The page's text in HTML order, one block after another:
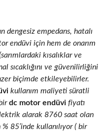
dengesiz empedans, hatalı
endüvi için hem de onarım
kısalıklar ve
sıcaklığını ve güvenilirliğini
biçimde etkileyebilirler.
kullanım maliyeti süratli
dc motor endüvi fiyatı
alarak 8760 saat olan
85’inde kullanılıyor ( bir